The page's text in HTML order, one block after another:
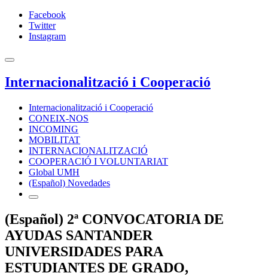
Facebook
Twitter
Instagram
Internacionalització i Cooperació
Internacionalització i Cooperació
CONEIX-NOS
INCOMING
MOBILITAT
INTERNACIONALITZACIÓ
COOPERACIÓ I VOLUNTARIAT
Global UMH
(Español) Novedades
(Español) 2ª CONVOCATORIA DE
AYUDAS SANTANDER
UNIVERSIDADES PARA
ESTUDIANTES DE GRADO,